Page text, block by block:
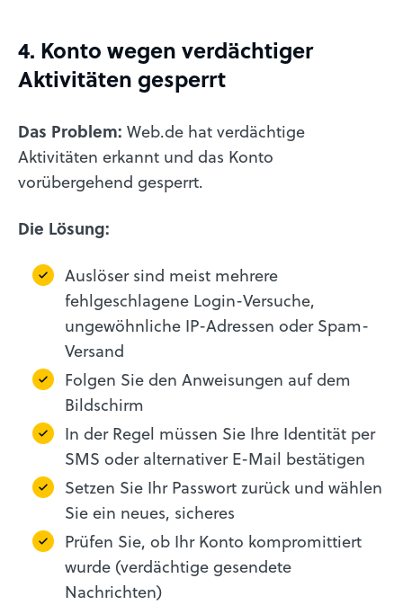
4. Konto wegen verdächtiger
Aktivitäten gesperrt
Das Problem: Web.de hat verdächtige
Aktivitäten erkannt und das Konto
vorübergehend gesperrt.
Die Lösung:
Auslöser sind meist mehrere
fehlgeschlagene Login-Versuche,
ungewöhnliche IP-Adressen oder Spam-
Versand
Folgen Sie den Anweisungen auf dem
Bildschirm
In der Regel müssen Sie Ihre Identität per
SMS oder alternativer E-Mail bestätigen
Setzen Sie Ihr Passwort zurück und wählen
Sie ein neues, sicheres
Prüfen Sie, ob Ihr Konto kompromittiert
wurde (verdächtige gesendete
Nachrichten)